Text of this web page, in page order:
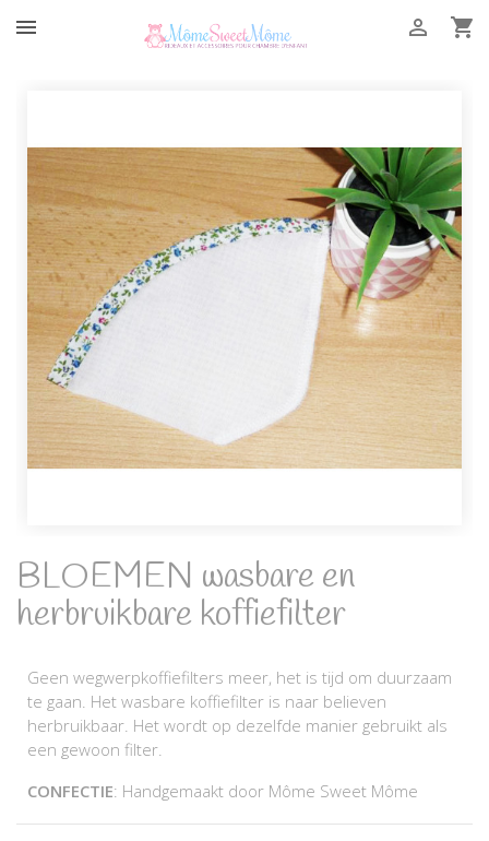
 

BLOEMEN wasbare en
herbruikbare koffiefilter
Geen wegwerpkoffiefilters meer, het is tijd om duurzaam
te gaan. Het wasbare koffiefilter is naar believen
herbruikbaar. Het wordt op dezelfde manier gebruikt als
een gewoon filter.
CONFECTIE: Handgemaakt door Môme Sweet Môme